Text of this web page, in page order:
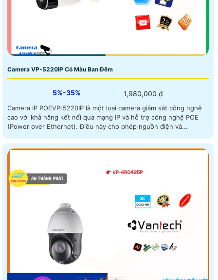
Camera VP-5220IP Có Màu Ban Đêm
5%-35% 1,980,000 ₫
Camera IP POEVP-5220IP là một loại camera giám sát công nghệ
cao với khả năng kết nối qua mạng IP và hỗ trợ công nghệ POE
(Power over Ethernet). Điều này cho phép nguồn điện và...